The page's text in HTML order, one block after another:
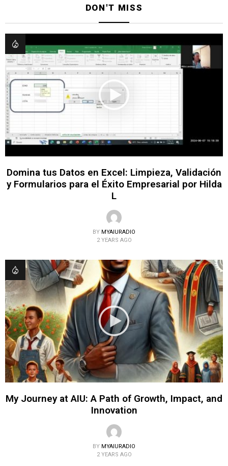
DON'T MISS
Domina tus Datos en Excel: Limpieza, Validación
y Formularios para el Éxito Empresarial por Hilda
L
BY MYAIURADIO
2 YEARS AGO
My Journey at AIU: A Path of Growth, Impact, and
Innovation
BY MYAIURADIO
2 YEARS AGO